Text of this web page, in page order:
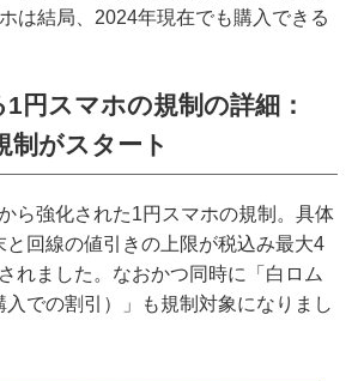
は結局、2024年現在でも購入できる
円スマホの規制の詳細：
制がスタート
ら強化された1円スマホの規制。具体
と回線の値引きの上限が税込み最大4
れました。なおかつ同時に「白ロム
入での割引）」も規制対象になりまし